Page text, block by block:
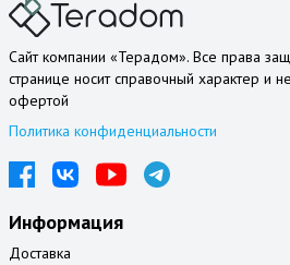
Сайт компании «Терадом». Все права
странице носит справочный характер и
офертой
Политика конфиденциальности
Информация
Доставка